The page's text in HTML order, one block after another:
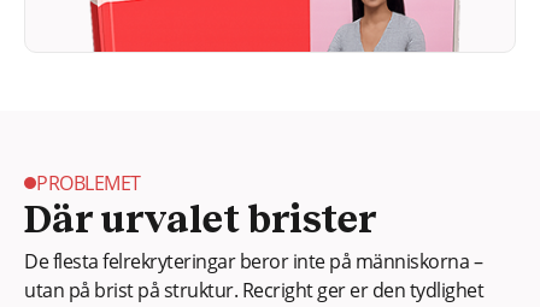
PROBLEMET
Där urvalet brister
De flesta felrekryteringar beror inte på människorna –
utan på brist på struktur. Recright ger er den tydlighet